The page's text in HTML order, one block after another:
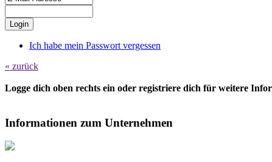
Ich habe mein Passwort vergessen
« zurück
Logge dich oben rechts ein oder registriere dich für weitere
Informationen zum Unternehmen